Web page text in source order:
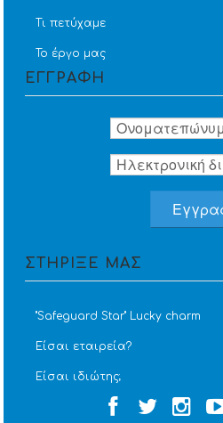
Τι πετύχαμε
Το έργο μας
ΕΓΓΡΑΦΗ
ΣΤΗΡΙΞΕ ΜΑΣ
''Safeguard Star'' Lucky charm
Είσαι εταιρεία?
Είσαι ιδιώτης;